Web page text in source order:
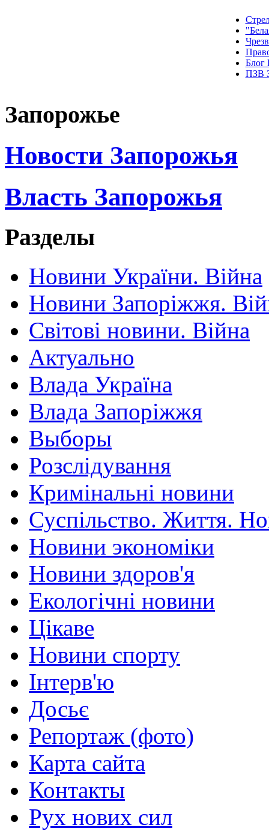
Блог
ПЗВ
Запорожье
Новости Запорожья
Власть Запорожья
Разделы
Новини України. Війна
Новини Запоріжжя.
Світові новини. Війна
Актуально
Влада Україна
Влада Запоріжжя
Выборы
Розслідування
Кримінальні новини
Суспільство. Життя.
Новини экономіки
Новини здоров'я
Екологічні новини
Цікаве
Новини спорту
Інтерв'ю
Досьє
Репортаж (фото)
Карта сайта
Контакты
Рух нових сил